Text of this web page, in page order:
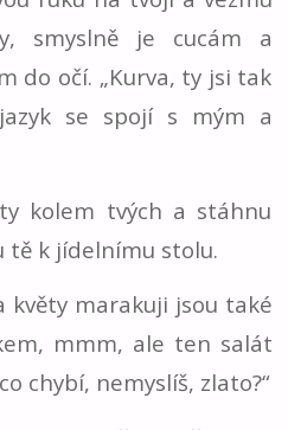
smyslně je cucám a
do očí. „Kurva, ty jsi tak
se spojí s mým a
kolem tvých a stáhnu
tě k jídelnímu stolu.
květy marakuji jsou také
mmm, ale ten salát
chybí, nemyslíš, zlato?“